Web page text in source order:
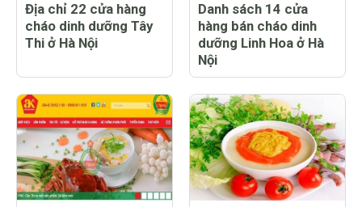
Địa chỉ 22 cửa hàng
cháo dinh dưỡng Tây
Thi ở Hà Nội
Danh sách 14 cửa
hàng bán cháo dinh
dưỡng Linh Hoa ở Hà
Nội